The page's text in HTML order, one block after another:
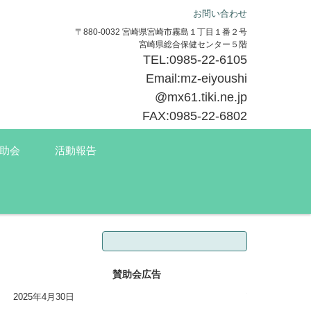
お問い合わせ
〒880-0032 宮崎県宮崎市霧島１丁目１番２号
宮崎県総合保健センター５階
TEL:0985-22-6105
Email:mz-eiyoushi
@mx61.tiki.ne.jp
FAX:0985-22-6802
会 活動報告
2025年4月30日
検索:
賛助会広告